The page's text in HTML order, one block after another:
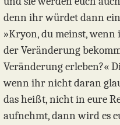
denn ihr würdet dann
»Kryon, du meinst, wenn
der Veränderung
Veränderung erleben?«
wenn ihr nicht daran
das heißt, nicht in eure
aufnehmt, dann wird es